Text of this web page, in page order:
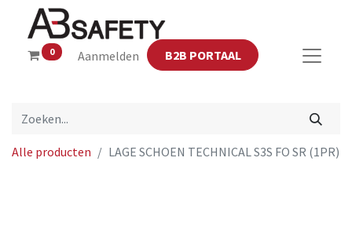
0 Aanmelden B2B PORTAAL
Alle producten LAGE SCHOEN TECHNICAL S3S FO SR (1PR)